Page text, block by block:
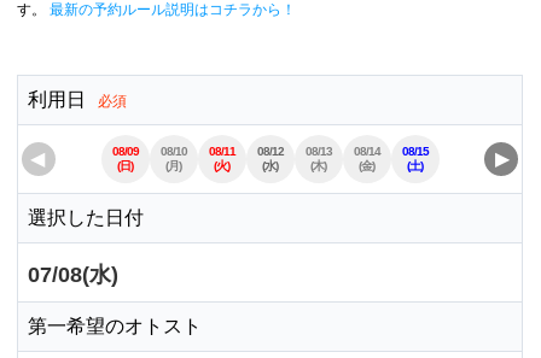
す。
最新の予約ルール説明はコチラから！
利用日 必須
◀
08/09
(日)
08/10
(月)
08/11
(火)
08/12
(水)
08/13
(木)
08/14
(金)
08/15
(土)
08/17
(月)
▶
選択した日付
07/08(水)
第一希望のオトスト